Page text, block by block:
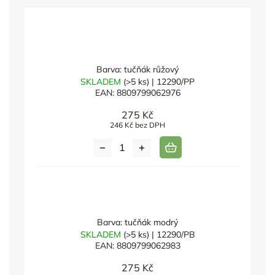
Barva: tučňák růžový
SKLADEM (>5 ks) | 12290/PP
EAN: 8809799062976
275 Kč
246 Kč bez DPH
Barva: tučňák modrý
SKLADEM (>5 ks) | 12290/PB
EAN: 8809799062983
275 Kč